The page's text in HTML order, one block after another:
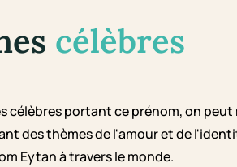
célèbres
célèbres portant ce prénom, on
des thèmes de l'amour et de
Eytan à travers le monde.